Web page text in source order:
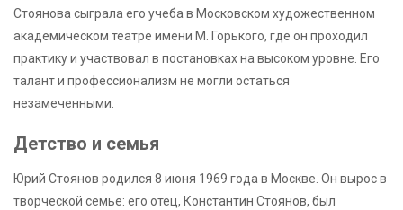
Стоянова сыграла его учеба в Московском художественном
академическом театре имени М. Горького, где он проходил
практику и участвовал в постановках на высоком уровне. Его
талант и профессионализм не могли остаться
незамеченными.
Детство и семья
Юрий Стоянов родился 8 июня 1969 года в Москве. Он вырос в
творческой семье: его отец, Константин Стоянов, был